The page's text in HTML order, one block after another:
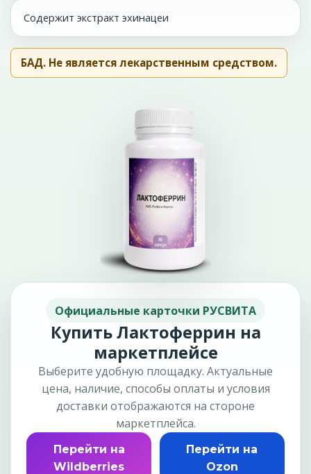
Содержит экстракт эхинацеи
БАД. Не является лекарственным средством.
Официальные карточки РУСВИТА
Купить Лактоферрин на
маркетплейсе
Выберите удобную площадку. Актуальные
цена, наличие, способы оплаты и условия
доставки отображаются на стороне
маркетплейса.
Перейти на
Wildberries
Перейти на
Ozon